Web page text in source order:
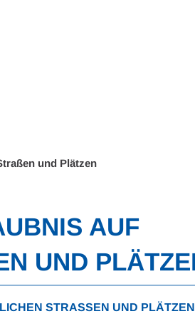
und Plätzen
AUF
UND PLÄTZEN
STRASSEN UND PLÄTZEN B